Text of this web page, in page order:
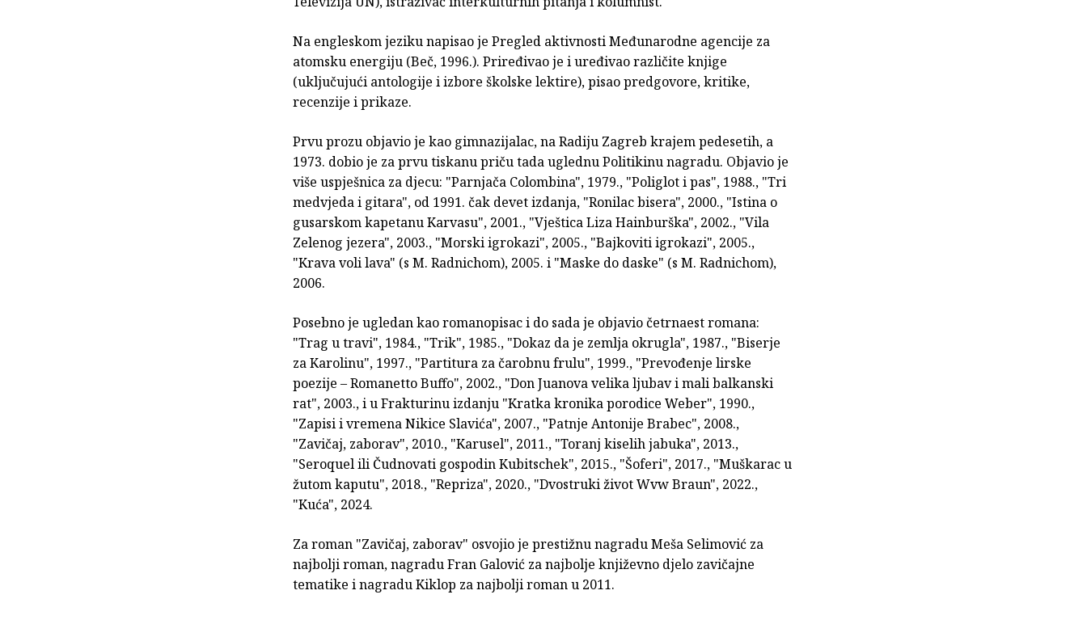
Na engleskom jeziku napisao je Pregled aktivnosti Međunarodne agencije za
atomsku energiju (Beč, 1996.). Priređivao je i uređivao različite knjige
(uključujući antologije i izbore školske lektire), pisao predgovore, kritike,
recenzije i prikaze.
Prvu prozu objavio je kao gimnazijalac, na Radiju Zagreb krajem pedesetih, a
1973. dobio je za prvu tiskanu priču tada uglednu Politikinu nagradu. Objavio je
više uspješnica za djecu: "Parnjača Colombina", 1979., "Poliglot i pas", 1988., "Tri
medvjeda i gitara", od 1991. čak devet izdanja, "Ronilac bisera", 2000., "Istina o
gusarskom kapetanu Karvasu", 2001., "Vještica Liza Hainburška", 2002., "Vila
Zelenog jezera", 2003., "Morski igrokazi", 2005., "Bajkoviti igrokazi", 2005.,
"Krava voli lava" (s M. Radnichom), 2005. i "Maske do daske" (s M. Radnichom),
2006.
Posebno je ugledan kao romanopisac i do sada je objavio četrnaest romana:
"Trag u travi", 1984., "Trik", 1985., "Dokaz da je zemlja okrugla", 1987., "Biserje
za Karolinu", 1997., "Partitura za čarobnu frulu", 1999., "Prevođenje lirske
poezije – Romanetto Buffo", 2002., "Don Juanova velika ljubav i mali balkanski
rat", 2003., i u Frakturinu izdanju "Kratka kronika porodice Weber", 1990.,
"Zapisi i vremena Nikice Slavića", 2007., "Patnje Antonije Brabec", 2008.,
"Zavičaj, zaborav", 2010., "Karusel", 2011., "Toranj kiselih jabuka", 2013.,
"Seroquel ili Čudnovati gospodin Kubitschek", 2015., "Šoferi", 2017., "Muškarac u
žutom kaputu", 2018., "Repriza", 2020., "Dvostruki život Wvw Braun", 2022.,
"Kuća", 2024.
Za roman "Zavičaj, zaborav" osvojio je prestižnu nagradu Meša Selimović za
najbolji roman, nagradu Fran Galović za najbolje književno djelo zavičajne
tematike i nagradu Kiklop za najbolji roman u 2011.